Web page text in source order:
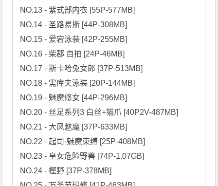
NO.13 - 紫式部内衣 [55P-577MB]
NO.14 - 圣路易斯 [44P-308MB]
NO.15 - 爱宕泳装 [42P-255MB]
NO.16 - 柴郡 自拍 [24P-46MB]
NO.17 - 斯卡哈兔女郎 [37P-513MB]
NO.18 - 需库夫泳装 [20P-144MB]
NO.19 - 魅魔修女 [44P-296MB]
NO.20 - 丝足系列3 白丝+猫爪 [40P2V-487MB]
NO.21 - 大凤魅魔 [37P-633MB]
NO.22 - 起司-魅魔束缚 [25P-408MB]
NO.23 - 皇女危险野兽 [74P-1.07GB]
NO.24 - 樫野 [37P-378MB]